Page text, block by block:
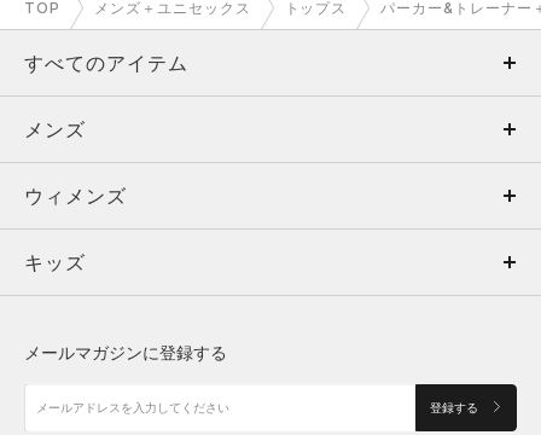
TOP メンズ＋ユニセックス トップス パーカー&トレーナー
すべてのアイテム
メンズ
ウィメンズ
キッズ
アクセサリー
メンズ
トップス
ボトムス
アクセサリー
ウィメンズ
トップス
シューズ
キッズ
メールマガジンに登録する
登録する